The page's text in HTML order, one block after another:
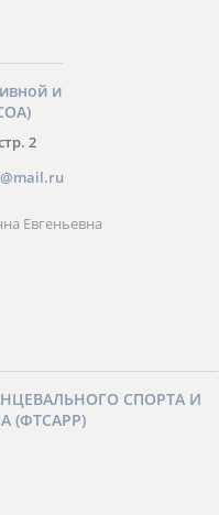
и
2
Евгеньевна
СПОРТА И
(ФТСАРР)